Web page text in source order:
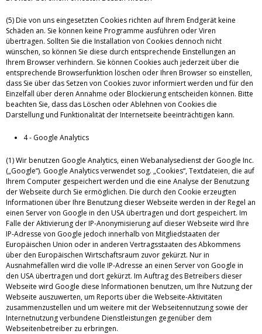
(5) Die von uns eingesetzten Cookies richten auf Ihrem Endgerät keine
Schäden an. Sie können keine Programme ausführen oder Viren
übertragen. Sollten Sie die Installation von Cookies dennoch nicht
wünschen, so können Sie diese durch entsprechende Einstellungen an
Ihrem Browser verhindern. Sie können Cookies auch jederzeit über die
entsprechende Browserfunktion löschen oder Ihren Browser so einstellen,
dass Sie über das Setzen von Cookies zuvor informiert werden und für den
Einzelfall über deren Annahme oder Blockierung entscheiden können. Bitte
beachten Sie, dass das Löschen oder Ablehnen von Cookies die
Darstellung und Funktionalität der Internetseite beeinträchtigen kann.
4 - Google Analytics
(1) Wir benutzen Google Analytics, einen Webanalysedienst der Google Inc.
(„Google“). Google Analytics verwendet sog. „Cookies“, Textdateien, die auf
Ihrem Computer gespeichert werden und die eine Analyse der Benutzung
der Webseite durch Sie ermöglichen. Die durch den Cookie erzeugten
Informationen über Ihre Benutzung dieser Webseite werden in der Regel an
einen Server von Google in den USA übertragen und dort gespeichert. Im
Falle der Aktivierung der IP-Anonymisierung auf dieser Webseite wird Ihre
IP-Adresse von Google jedoch innerhalb von Mitgliedstaaten der
Europäischen Union oder in anderen Vertragsstaaten des Abkommens
über den Europäischen Wirtschaftsraum zuvor gekürzt. Nur in
Ausnahmefällen wird die volle IP-Adresse an einen Server von Google in
den USA übertragen und dort gekürzt. Im Auftrag des Betreibers dieser
Webseite wird Google diese Informationen benutzen, um Ihre Nutzung der
Webseite auszuwerten, um Reports über die Webseite-Aktivitäten
zusammenzustellen und um weitere mit der Webseitennutzung sowie der
Internetnutzung verbundene Dienstleistungen gegenüber dem
Webseitenbetreiber zu erbringen.